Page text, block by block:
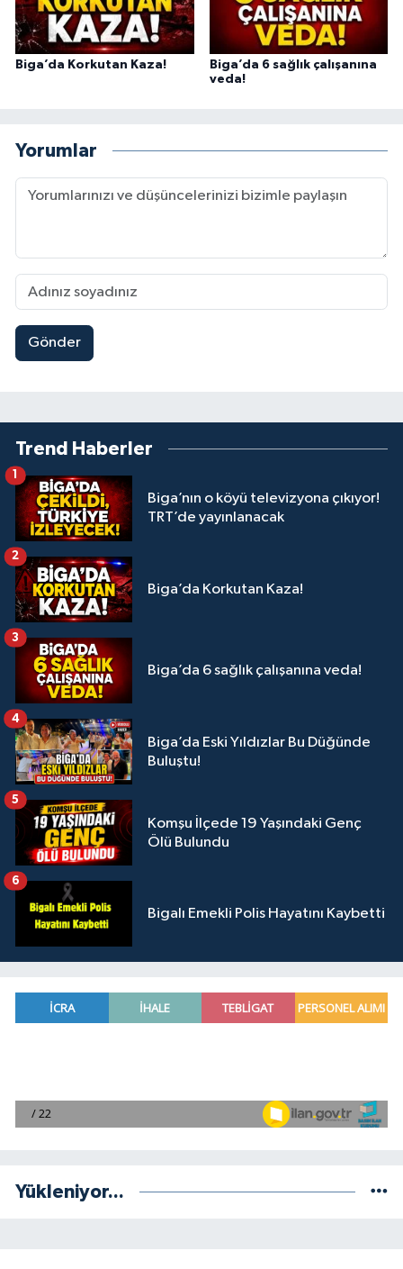
Biga’da Korkutan Kaza!
Biga’da 6 sağlık çalışanına
veda!
Yorumlar
Gönder
Trend Haberler
Biga’nın o köyü televizyona çıkıyor!
TRT’de yayınlanacak
1
Biga’da Korkutan Kaza!
2
Biga’da 6 sağlık çalışanına veda!
3
Biga’da Eski Yıldızlar Bu Düğünde
Buluştu!
4
Komşu İlçede 19 Yaşındaki Genç
Ölü Bulundu
5
Bigalı Emekli Polis Hayatını Kaybetti
6
Yükleniyor...